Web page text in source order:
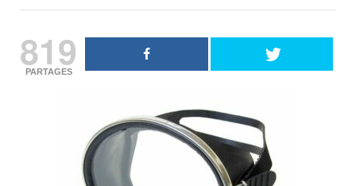
819
PARTAGES